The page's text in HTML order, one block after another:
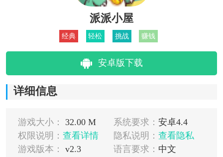
派派小屋
经典 轻松 挑战 赚钱
安卓版下载
详细信息
游戏大小： 32.00 M 系统要求： 安卓4.4
权限说明： 查看详情 隐私说明： 查看隐私
游戏版本：
v2.3 语言要求： 中文